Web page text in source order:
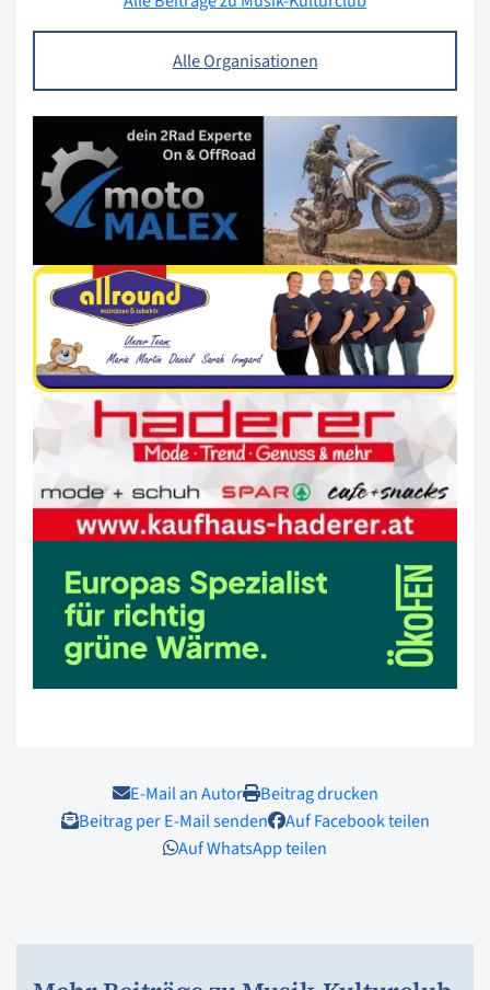
Alle Organisationen
E-Mail an Autor
Beitrag drucken
Beitrag per E-Mail senden
Auf Facebook teilen
Auf WhatsApp teilen